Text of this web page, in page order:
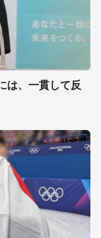
は、一貫して反